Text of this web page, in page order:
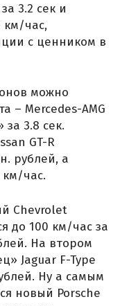
3.2 сек и
км/час,
с ценником в
можно
– Mercedes-AMG
за 3.8 сек.
GT-R
рублей, а
км/час.
Chevrolet
до 100 км/час за
На втором
Jaguar F-Type
Ну а самым
новый Porsche